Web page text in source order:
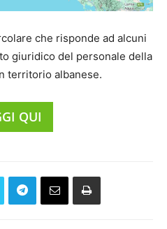
che risponde ad alcuni
giuridico del personale della
territorio albanese.
QUI